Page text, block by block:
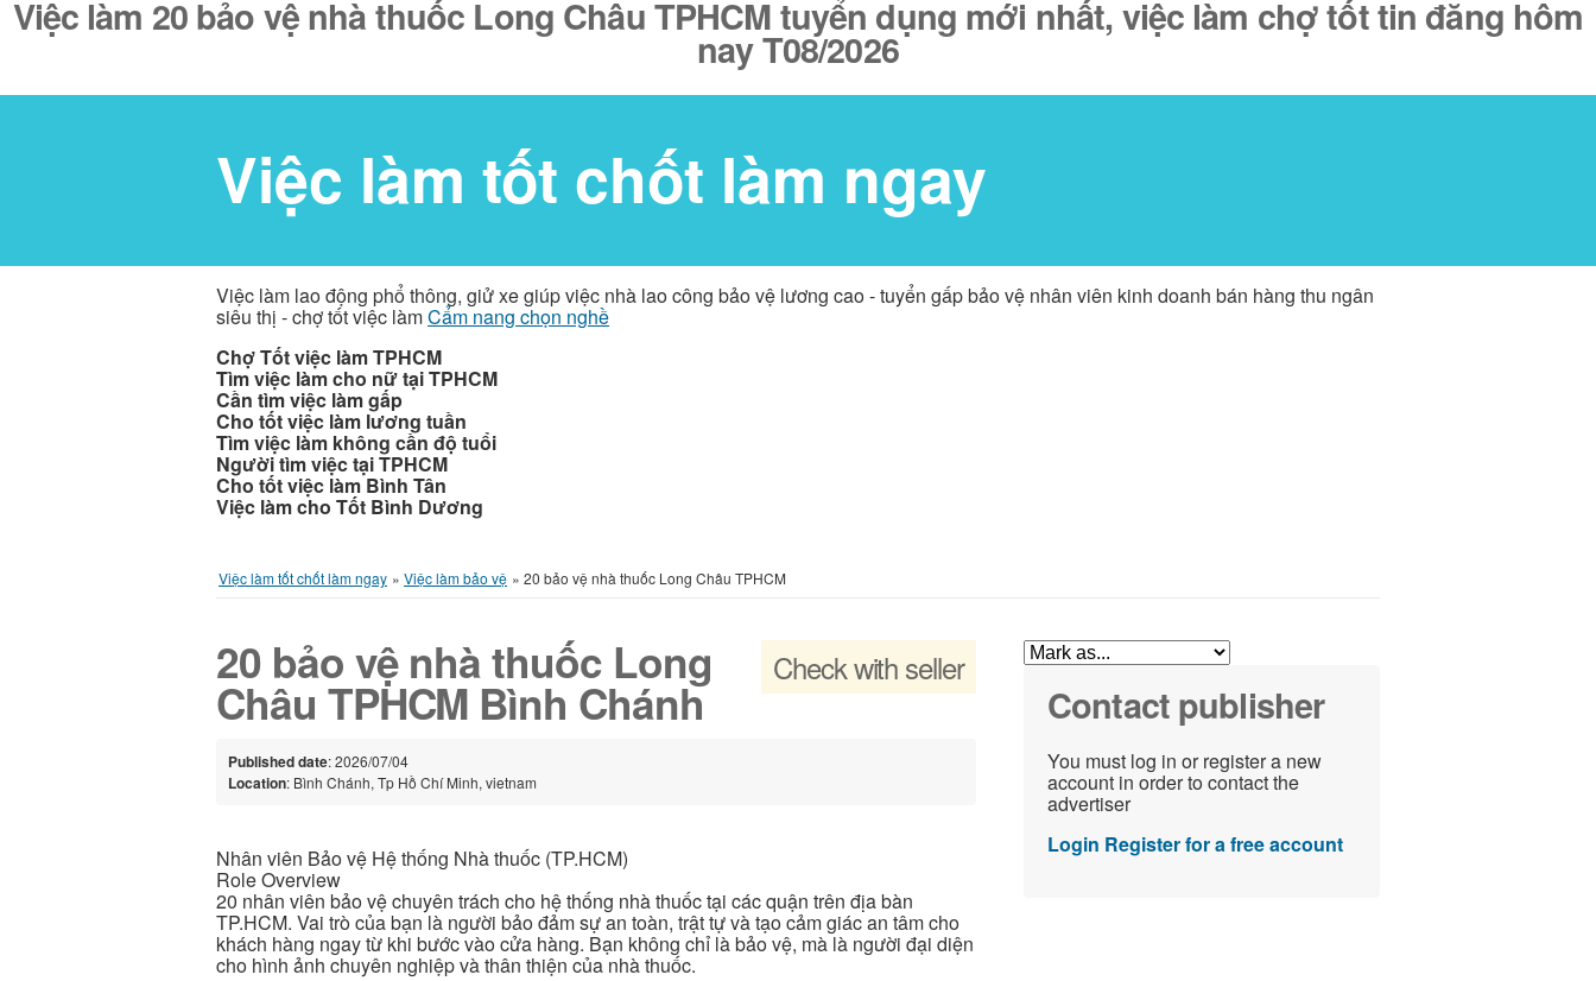
Việc làm 20 bảo vệ nhà thuốc Long Châu TPHCM tuyển dụng mới nhất, việc làm chợ tốt tin đăng hôm
nay T08/2026
Việc làm tốt chốt làm ngay
Việc làm lao động phổ thông, giử xe giúp việc nhà lao công bảo vệ lương cao - tuyển gấp bảo vệ nhân viên kinh doanh bán hàng thu ngân
siêu thị - chợ tốt việc làmCẩm nang chọn nghề
Chợ Tốt việc làm TPHCM
Tìm việc làm cho nữ tại TPHCM
Cần tìm việc làm gấp
Cho tốt việc làm lương tuần
Tìm việc làm không cần độ tuổi
Người tìm việc tại TPHCM
Cho tốt việc làm Bình Tân
Việc làm cho Tốt Bình Dương
Việc làm tốt chốt làm ngay » Việc làm bảo vệ » 20 bảo vệ nhà thuốc Long Châu TPHCM
Check with seller
20 bảo vệ nhà thuốc Long
Châu TPHCM Bình Chánh
Published date: 2026/07/04
Location: Bình Chánh, Tp Hồ Chí Minh, vietnam
Nhân viên Bảo vệ Hệ thống Nhà thuốc (TP.HCM)
Role Overview
20 nhân viên bảo vệ chuyên trách cho hệ thống nhà thuốc tại các quận trên địa bàn
TP.HCM. Vai trò của bạn là người bảo đảm sự an toàn, trật tự và tạo cảm giác an tâm cho
khách hàng ngay từ khi bước vào cửa hàng. Bạn không chỉ là bảo vệ, mà là người đại diện
cho hình ảnh chuyên nghiệp và thân thiện của nhà thuốc.
Contact publisher
You must log in or register a new
account in order to contact the
advertiser
Login Register for a free account